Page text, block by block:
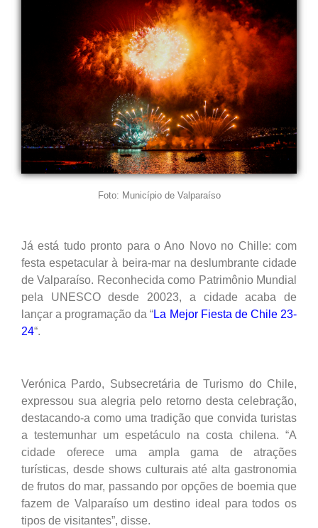
Foto: Município de Valparaíso
Já está tudo pronto para o Ano Novo no Chille: com
festa espetacular à beira-mar na deslumbrante cidade
de Valparaíso. Reconhecida como Patrimônio Mundial
pela UNESCO desde 20023, a cidade acaba de
lançar a programação da “La Mejor Fiesta de Chile 23-
24“.
Verónica Pardo, Subsecretária de Turismo do Chile,
expressou sua alegria pelo retorno desta celebração,
destacando-a como uma tradição que convida turistas
a testemunhar um espetáculo na costa chilena. “A
cidade oferece uma ampla gama de atrações
turísticas, desde shows culturais até alta gastronomia
de frutos do mar, passando por opções de boemia que
fazem de Valparaíso um destino ideal para todos os
tipos de visitantes”, disse.